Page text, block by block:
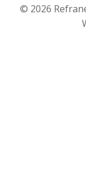
© 2026